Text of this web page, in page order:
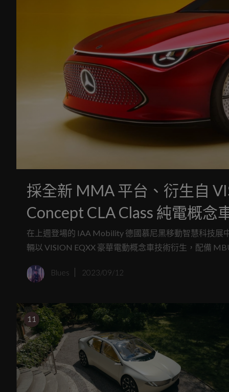
採全新 MMA 平台、衍生自
Concept CLA Class 純電概念
在上週登場的 IAA Mobility 德國慕尼黑移動智慧科技展
輛以 VISION EQXX 豪華電動概念車技術衍生，配備
2024 年正式推出。
Blues 2023/09/12
11